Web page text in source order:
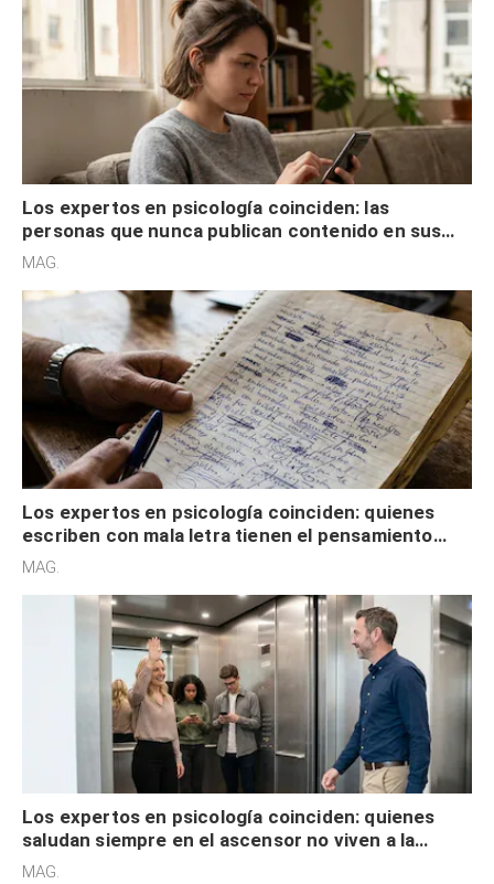
Los expertos en psicología coinciden: las
personas que nunca publican contenido en sus
redes sociales no pretenden buscar validación
MAG.
Los expertos en psicología coinciden: quienes
escriben con mala letra tienen el pensamiento
acelerado y no lo hacen por desinterés
MAG.
Los expertos en psicología coinciden: quienes
saludan siempre en el ascensor no viven a la
defensiva y tienen apertura social
MAG.